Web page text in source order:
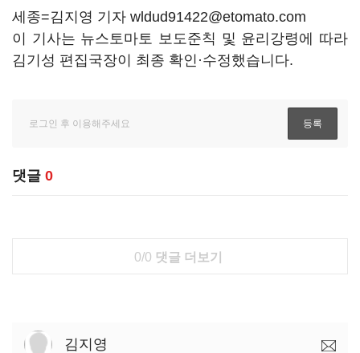
세종=김지영 기자 wldud91422@etomato.com
이 기사는 뉴스토마토 보도준칙 및 윤리강령에 따라
김기성 편집국장이 최종 확인·수정했습니다.
댓글 0
0/0 댓글 더보기
김지영